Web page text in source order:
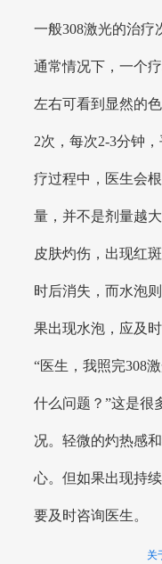
一般308激光的治疗
通常情况下，一个
左右可看到显然的
2次，每次2-3分钟
疗过程中，医生会
量，并不是剂量越
皮肤灼伤，出现红
时后消失，而水泡
果出现水泡，应及
“医生，我照完308
什么问题？”这是很
况。轻微的灼热感
心。但如果出现持
要及时咨询医生。
关